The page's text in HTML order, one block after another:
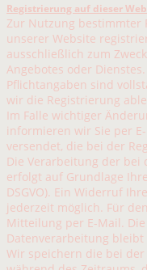
Registrierung auf dieser
Zur Nutzung bestimmter
unserer Website
ausschließlich zum
Angebotes oder
Pflichtangaben sind
wir die Registrierung
Im Falle wichtiger
informieren wir Sie per
versendet, die bei der
Die Verarbeitung der bei
erfolgt auf Grundlage
DSGVO). Ein Widerruf
jederzeit möglich. Für
Mitteilung per E-Mail.
Datenverarbeitung
Wir speichern die bei